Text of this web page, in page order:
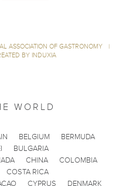
ASSOCIATION OF GASTRONOMY
|
BY INDUXIA
WORLD
BELGIUM
BERMUDA
BULGARIA
CHINA
COLOMBIA
COSTA RICA
CYPRUS
DENMARK